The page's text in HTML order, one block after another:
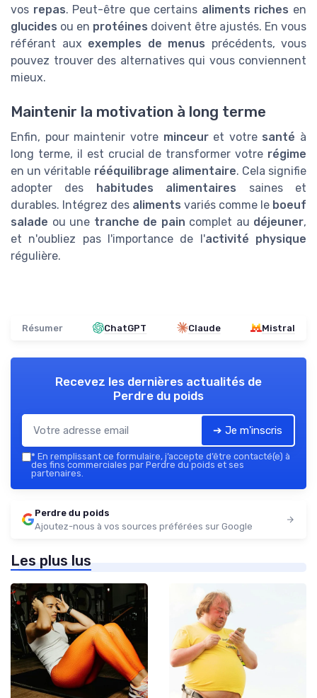
vos repas. Peut-être que certains aliments riches en
glucides ou en protéines doivent être ajustés. En vous
référant aux exemples de menus précédents, vous
pouvez trouver des alternatives qui vous conviennent
mieux.
Maintenir la motivation à long terme
Enfin, pour maintenir votre minceuret votre santé à
long terme, il est crucial de transformer votre régime
en un véritable rééquilibrage alimentaire. Cela signifie
adopter des habitudes alimentaires saines et
durables. Intégrez des aliments variés comme le boeuf
salade ou une tranche de pain complet au déjeuner,
et n'oubliez pas l'importance de l'activité physique
régulière.
Résumer ChatGPT Claude Mistral
Recevez les dernières actualités de
Perdre du poids
➔ Je m'inscris
* En remplissant ce formulaire, j’accepte d’être contacté(e) à
des fins commerciales par Perdre du poids et ses
partenaires.
Perdre du poids
Ajoutez-nous à vos sources préférées sur Google
Les plus lus